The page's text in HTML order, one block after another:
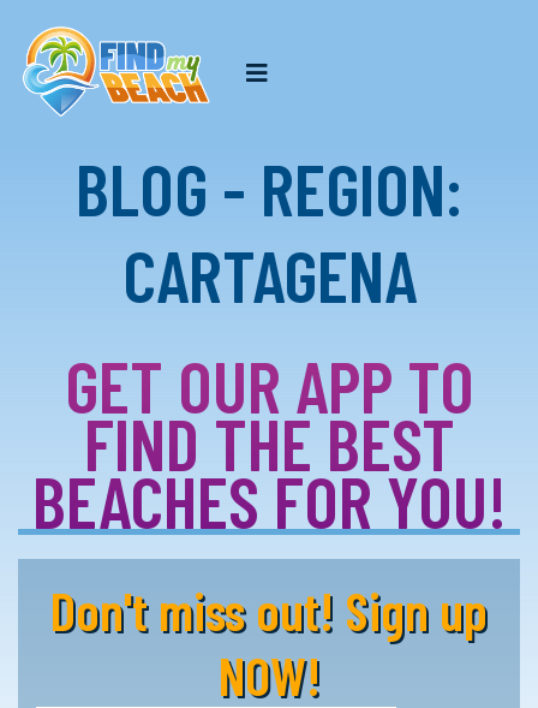
BLOG - REGION:
CARTAGENA
GET OUR APP TO
FIND THE BEST
BEACHES FOR YOU!
Don't miss out! Sign up
NOW!